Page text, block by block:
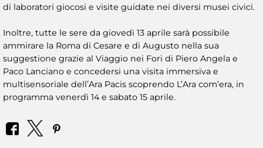
di laboratori giocosi e visite guidate nei diversi musei civici.
Inoltre, tutte le sere da giovedì 13 aprile sarà possibile
ammirare la Roma di Cesare e di Augusto nella sua
suggestione grazie al Viaggio nei Fori di Piero Angela e
Paco Lanciano e concedersi una visita immersiva e
multisensoriale dell’Ara Pacis scoprendo L’Ara com’era, in
programma venerdì 14 e sabato 15 aprile.